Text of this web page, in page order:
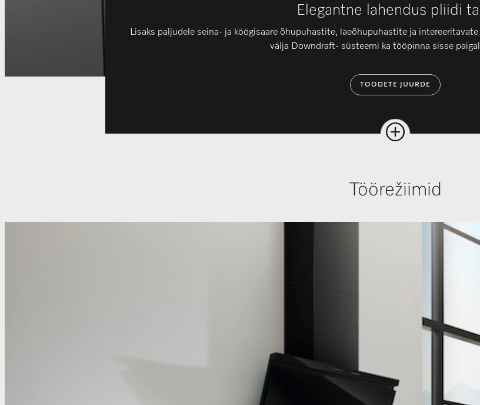
Elegantne lahendus pliidi
Lisaks paljudele seina- ja köögisaare õhupuhastite, laeõhupuhastite ja
välja Downdraft- süsteemi ka tööpinna sisse
TOODETE JUURDE
Töörežiimid